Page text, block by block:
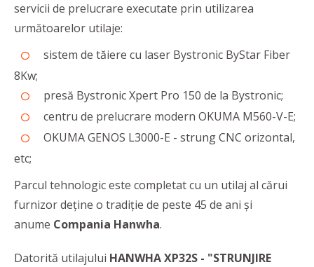
servicii de prelucrare executate prin utilizarea
următoarelor utilaje:
sistem de tăiere cu laser Bystronic ByStar Fiber
8Kw;
presă Bystronic Xpert Pro 150 de la Bystronic;
centru de prelucrare modern OKUMA M560-V-E;
OKUMA GENOS L3000-E - strung CNC orizontal,
etc;
Parcul tehnologic este completat cu un utilaj al cărui
furnizor deține o tradiție de peste 45 de ani și
anume Compania Hanwha.
Datorită utilajului HANWHA XP32S - "STRUNJIRE